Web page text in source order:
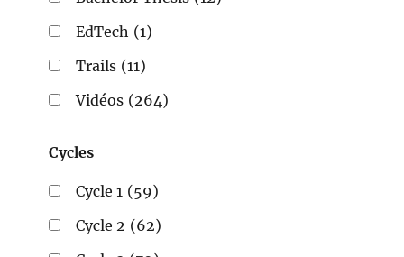
EdTech (1)
Trails (11)
Vidéos (264)
Cycles
Cycle 1 (59)
Cycle 2 (62)